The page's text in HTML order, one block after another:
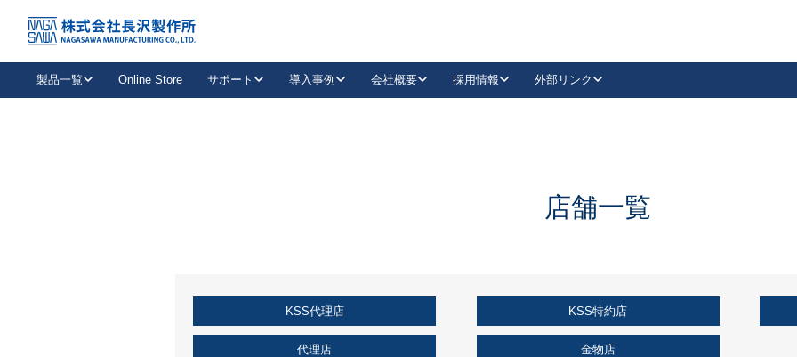
製品一覧
抗ウイルス・抗菌製品
キーレックスを品番からお探しいただけます。
Online Store サポート
取扱店情報
お役立ち情報
導入事例
企業様採用事例
会社概要 採用情報 外部リンク
LinkedIn
KSS加盟店・取扱店情報
店舗一覧
店舗一覧
KSS代理店 KSS特約店
代理店 金物店